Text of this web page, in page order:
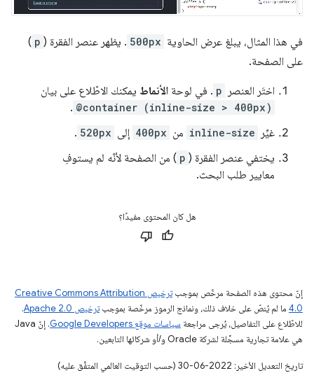
في هذا المثال، يبلغ عرض الحاوية 500px . يظهر عنصر الفقرة ( p
)
على الصفحة.
اختَر العنصر p . في لوحة الأنماط يمكنك الاطّلاع على بيان
@container (inline-size > 400px)
.
غيِّر
inline-size من 400px إلى 520px
.
يختفي عنصر الفقرة ( p ) من الصفحة لأنّه لم يستوفِ
معايير طلب البحث.
هل كان المحتوى مفيدًا؟
إنّ محتوى هذه الصفحة مرخّص بموجب
ترخيص Creative Commons Attribution
4.0‏ ما لم يُنصّ على خلاف ذلك، ونماذج الرموز مرخّصة بموجبترخيص Apache 2.0‏
.
للاطّلاع على التفاصيل، يُرجى مراجعة سياسات موقع Google Developers‏
. إنّ Java
هي علامة تجارية مسجَّلة لشركة Oracle و/أو شركائها التابعين.
تاريخ التعديل الأخير: 2022-06-30 (حسب التوقيت العالمي المتفَّق عليه)